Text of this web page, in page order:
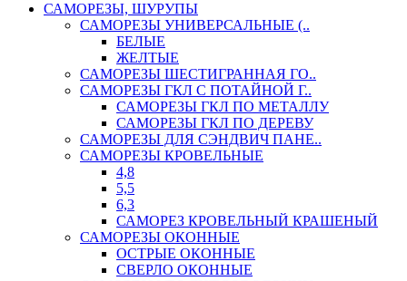
САМОРЕЗЫ, ШУРУПЫ
САМОРЕЗЫ УНИВЕРСАЛЬНЫЕ (..
БЕЛЫЕ
ЖЕЛТЫЕ
САМОРЕЗЫ ШЕСТИГРАННАЯ ГО..
САМОРЕЗЫ ГКЛ С ПОТАЙНОЙ Г..
САМОРЕЗЫ ГКЛ ПО МЕТАЛЛУ
САМОРЕЗЫ ГКЛ ПО ДЕРЕВУ
САМОРЕЗЫ ДЛЯ СЭНДВИЧ ПАНЕ..
САМОРЕЗЫ КРОВЕЛЬНЫЕ
4,8
5,5
6,3
САМОРЕЗ КРОВЕЛЬНЫЙ КРАШЕНЫЙ
САМОРЕЗЫ ОКОННЫЕ
ОСТРЫЕ ОКОННЫЕ
СВЕРЛО ОКОННЫЕ